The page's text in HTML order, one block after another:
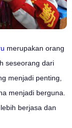
merupakan orang
seseorang dari
menjadi penting,
menjadi berguna.
berjasa dan